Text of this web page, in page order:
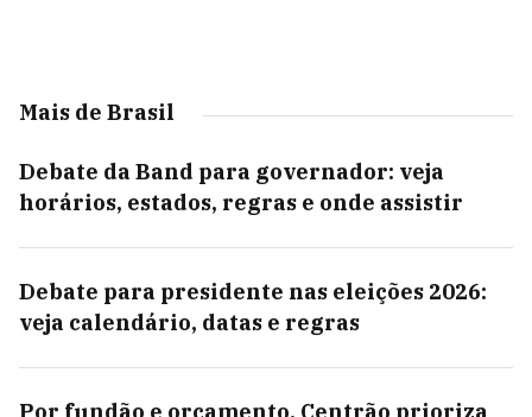
Mais de Brasil
Debate da Band para governador: veja
horários, estados, regras e onde assistir
Debate para presidente nas eleições 2026:
veja calendário, datas e regras